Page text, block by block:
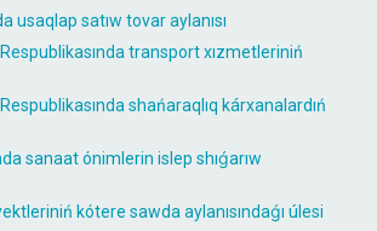
usaqlap satıw tovar aylanısı
transport xızmetleriniń
shańaraqlıq kárxanalardıń
sanaat ónimlerin islep shıǵarıw
kótere sawda aylanısındaǵı úlesi